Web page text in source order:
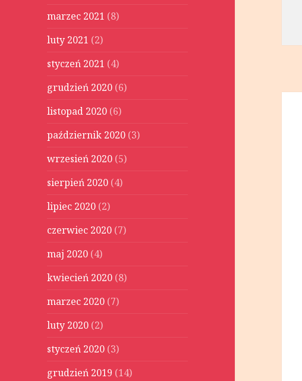
marzec 2021 (8)
luty 2021 (2)
styczeń 2021 (4)
grudzień 2020 (6)
listopad 2020 (6)
październik 2020 (3)
wrzesień 2020 (5)
sierpień 2020 (4)
lipiec 2020 (2)
czerwiec 2020 (7)
maj 2020 (4)
kwiecień 2020 (8)
marzec 2020 (7)
luty 2020 (2)
styczeń 2020 (3)
grudzień 2019 (14)